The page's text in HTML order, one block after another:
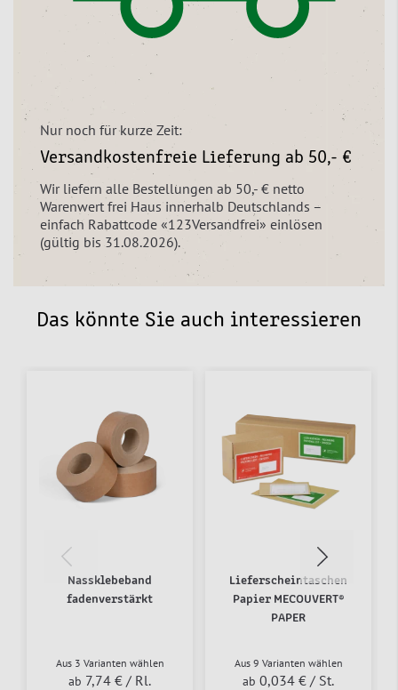
Nur noch für kurze Zeit:
Versandkostenfreie Lieferung ab 50,- €
Wir liefern alle Bestellungen ab 50,- € netto
Warenwert frei Haus innerhalb Deutschlands –
einfach Rabattcode «123Versandfrei» einlösen
(gültig bis 31.08.2026).
Das könnte Sie auch interessieren
Nassklebeband
fadenverstärkt
Aus 3 Varianten wählen
ab 7,74 € / Rl.
Lieferscheintaschen
Papier MECOUVERT®
PAPER
Aus 9 Varianten wählen
ab 0,034 € / St.